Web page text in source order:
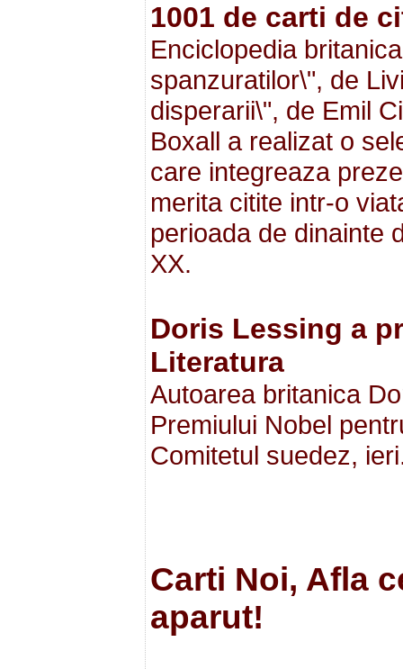
1001 de carti de
Enciclopedia
spanzuratilor\", de
disperarii\", de Emil
Boxall a realizat o
care integreaza
merita citite intr-o
perioada de dinainte
XX.
Doris Lessing a
Literatura
Autoarea britanica
Premiului Nobel
Comitetul suedez,
Carti Noi, Afla
aparut!